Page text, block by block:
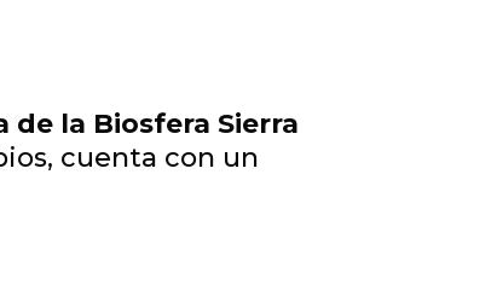
de la Biosfera Sierra
cuenta con un